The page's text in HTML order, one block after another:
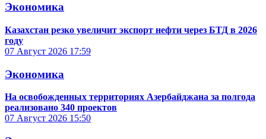
Экономика
Казахстан резко увеличит экспорт нефти через БТД в 2026
году
07 Август 2026 17:59
Экономика
На освобожденных территориях Азербайджана за полгода
реализовано 340 проектов
07 Август 2026 15:50